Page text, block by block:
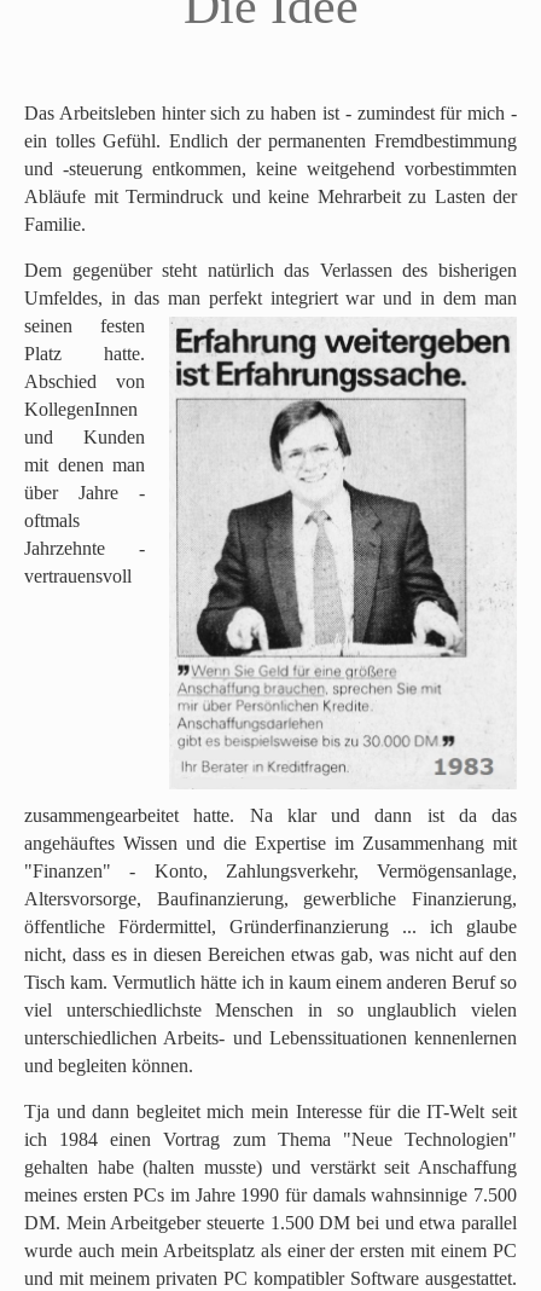
Das Arbeitsleben hinter sich zu haben ist - zumindest für mich -
ein tolles Gefühl. Endlich der permanenten Fremdbestimmung
und -steuerung entkommen, keine weitgehend vorbestimmten
Abläufe mit Termindruck und keine Mehrarbeit zu Lasten der
Familie.
Dem gegenüber steht natürlich das Verlassen des bisherigen
Umfeldes, in das man perfekt integriert war und in dem man
seinen festen
Platz hatte.
Abschied von
KollegenInnen
und Kunden
mit denen man
über Jahre -
oftmals
Jahrzehnte -
vertrauensvoll
zusammengearbeitet hatte. Na klar und dann ist da das
angehäuftes Wissen und die Expertise im Zusammenhang mit
"Finanzen" - Konto, Zahlungsverkehr, Vermögensanlage,
Altersvorsorge, Baufinanzierung, gewerbliche Finanzierung,
öffentliche Fördermittel, Gründerfinanzierung ... ich glaube
nicht, dass es in diesen Bereichen etwas gab, was nicht auf den
Tisch kam. Vermutlich hätte ich in kaum einem anderen Beruf so
viel unterschiedlichste Menschen in so unglaublich vielen
unterschiedlichen Arbeits- und Lebenssituationen kennenlernen
und begleiten können.
Tja und dann begleitet mich mein Interesse für die IT-Welt seit
ich 1984 einen Vortrag zum Thema "Neue Technologien"
gehalten habe (halten musste) und verstärkt seit Anschaffung
meines ersten PCs im Jahre 1990 für damals wahnsinnige 7.500
DM. Mein Arbeitgeber steuerte 1.500 DM bei und etwa parallel
wurde auch mein Arbeitsplatz als einer der ersten mit einem PC
und mit meinem privaten PC kompatibler Software ausgestattet.